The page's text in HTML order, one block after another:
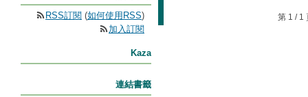
第 1 /
RSS訂閱 (如何使用RSS)
加入訂閱
Kaza
連結書籤